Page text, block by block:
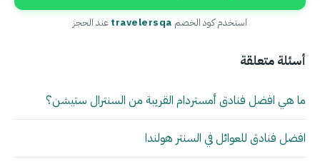
استخدم كود الخصم travelersqaعند الحجز
أسئلة متعلقة
ما هي افضل فنادق أمستردام القريبة من السنترال ستيشن؟
افضل فنادق للعوائل في السنتر هولندا